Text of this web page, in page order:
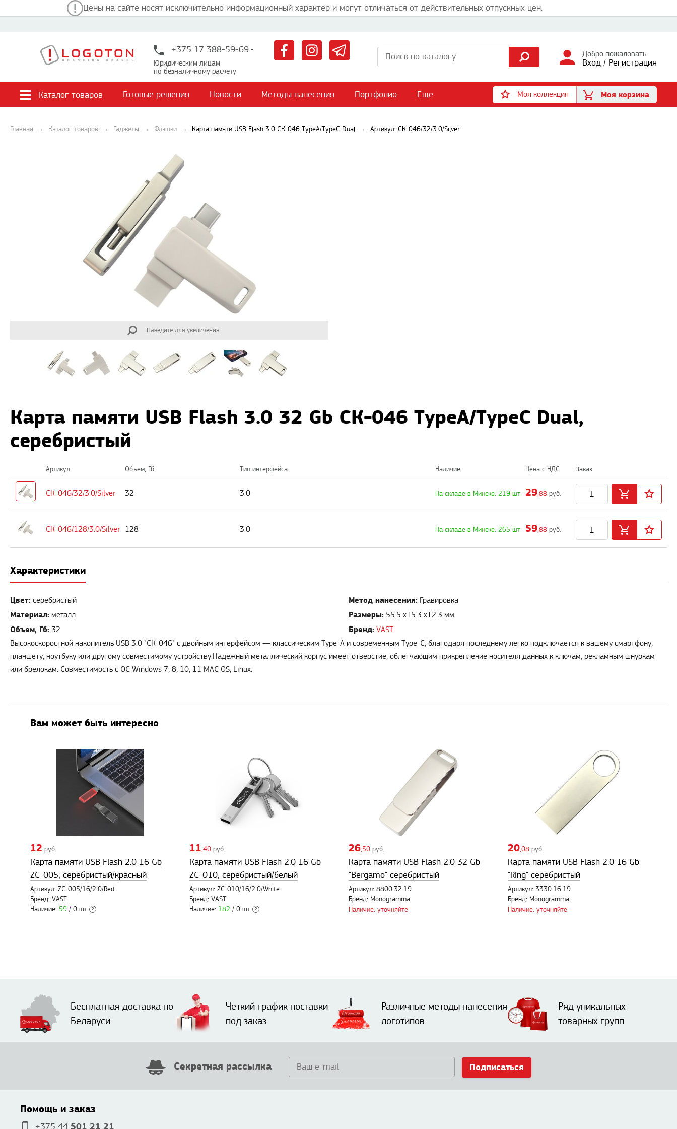
Цены на сайте носят исключительно информационный характер и могут отличаться от действительных отпускных цен.
+375 17 388-59-69
Юридическим лицам
по безналичному расчету
Добро пожаловать
Вход / Регистрация
Каталог товаров Готовые решения Новости Методы нанесения Портфолио Еще Моя коллекция Моя корзина
Главная Каталог товаров Гаджеты Флэшки Карта памяти USB Flash 3.0 СК-046 TypeA/TypeC Dual Артикул: СК-046/32/3.0/Silver
Наведите для увеличения
Карта памяти USB Flash 3.0 32 Gb СК-046 TypeA/TypeC Dual,
серебристый
Артикул Объем, Гб Тип интерфейса Наличие Цена с НДС Заказ
СК-046/32/3.0/Silver 32 3.0 На складе в Минске: 219 шт 29,88 руб.
СК-046/128/3.0/Silver 128 3.0 На складе в Минске: 265 шт 59,88 руб.
Характеристики
Цвет: серебристый
Материал: металл
Объем, Гб: 32
Метод нанесения: Гравировка
Размеры: 55.5 x15.3 x12.3 мм
Бренд: VAST
Высокоскоростной накопитель USB 3.0 "СК-046" с двойным интерфейсом — классическим Type-A и современным Type-C, благодаря последнему легко подключается к вашему смартфону,
планшету, ноутбуку или другому совместимому устройству.Надежный металлический корпус имеет отверстие, облегчающим прикрепление носителя данных к ключам, рекламным шнуркам
или брелокам. Совместимость с ОС Windows 7, 8, 10, 11 MAC OS, Linux.
Вам может быть интересно
12 руб.
Карта памяти USB Flash 2.0 16 Gb
ZC-005, серебристый/красный
Артикул: ZC-005/16/2.0/Red
Бренд: VAST
Наличие: 59 / 0 шт ?
11,40 руб.
Карта памяти USB Flash 2.0 16 Gb
ZC-010, серебристый/белый
Артикул: ZC-010/16/2.0/White
Бренд: VAST
Наличие: 182 / 0 шт ?
26,50 руб.
Карта памяти USB Flash 2.0 32 Gb
"Bergamo" серебристый
Артикул: 8800.32.19
Бренд: Monogramma
Наличие: уточняйте
20,08 руб.
Карта памяти USB Flash 2.0 16 Gb
"Ring" серебристый
Артикул: 3330.16.19
Бренд: Monogramma
Наличие: уточняйте
Бесплатная доставка по
Беларуси
Четкий график поставки
под заказ
Различные методы нанесения
логотипов
Ряд уникальных
товарных групп
Секретная рассылка Подписаться
Помощь и заказ
+375 44 501 21 21